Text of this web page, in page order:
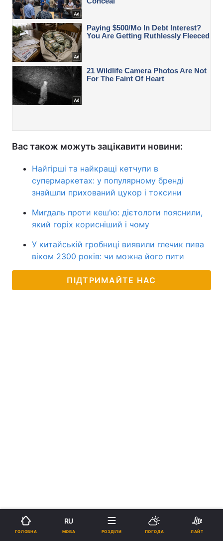
Вас також можуть зацікавити новини:
Найгірші та найкращі кетчупи в
супермаркетах: у популярному бренді
знайшли прихований цукор і токсини
Мигдаль проти кеш'ю: дієтологи пояснили,
який горіх корисніший і чому
У китайській гробниці виявили глечик пива
віком 2300 років: чи можна його пити
ПІДТРИМАЙТЕ НАС
ГОЛОВНА
RU
МОВА РОЗДІЛИ ПОГОДА ЛАЙТ